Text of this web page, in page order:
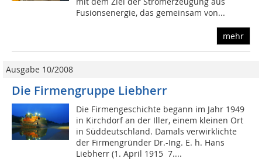
Fusionsenergie, das gemeinsam von...
mehr
Ausgabe 10/2008
Die Firmengruppe Liebherr
Die Firmengeschichte begann im Jahr 1949
in Kirchdorf an der Iller, einem kleinen Ort
in Süddeutschland. Damals verwirklichte
der Firmengründer Dr.-Ing. E. h. Hans
Liebherr (1. April 1915  7....